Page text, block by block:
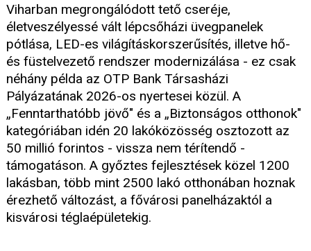
Viharban megrongálódott tető cseréje,
életveszélyessé vált lépcsőházi üvegpanelek
pótlása, LED-es világításkorszerűsítés, illetve hő-
és füstelvezető rendszer modernizálása - ez csak
néhány példa az OTP Bank Társasházi
Pályázatának 2026-os nyertesei közül. A
„Fenntarthatóbb jövő" és a „Biztonságos otthonok"
kategóriában idén 20 lakóközösség osztozott az
50 millió forintos - vissza nem térítendő -
támogatáson. A győztes fejlesztések közel 1200
lakásban, több mint 2500 lakó otthonában hoznak
érezhető változást, a fővárosi panelházaktól a
kisvárosi téglaépületekig.